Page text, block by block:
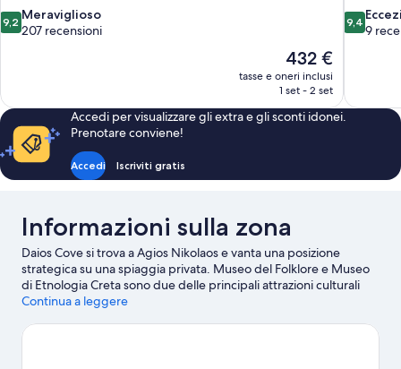
9.2
su
recensioni
9,2 Meraviglioso
207 recensioni
Il
prezzo
attuale
432 €
432 €
tasse e oneri inclusi
1 set - 2 set
9.4
su
recensioni
9,4
9
Accedi per visualizzare gli extra e gli sconti idonei.
Prenotare conviene!
Accedi Iscriviti gratis
Informazioni sulla zona
Daios Cove si trova a Agios Nikolaos e vanta una posizione
strategica su una spiaggia privata. Museo del Folklore e Museo
di Etnologia Creta sono due delle principali attrazioni culturali
della zona. A livello di punti di riferimento, invece, spiccano
divertenti discipline sportive della zona, tra cui snorkeling e
Continua a leggere